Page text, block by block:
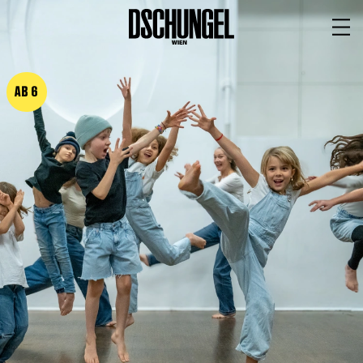
Spielplan
Vorstellungen
Festivals
Wild & Schön Festival
Gastspiele
Extras
Available for Touring
Archiv
MITSPIELEN
AB 6